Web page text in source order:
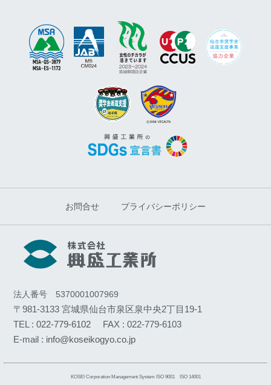
法人番号 5370001007969
〒981-3133 宮城県仙台市泉区泉中央2丁目19-1
TEL :022-779-6102
FAX : 022-779-6103
E-mail : info@koseikogyo.co.jp
お問合せ プライバシーポリシー
KOSEI Corporation Management System ISO 9001 ISO 14001